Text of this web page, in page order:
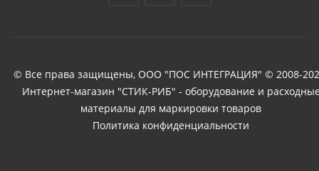
© Все права защищены, ООО "ПОС ИНТЕГРАЦИЯ" © 2008-
Интернет-магазин "СТИК-РИБ" - оборудование и
материалы для маркировки товаров
Политика конфиденциальности